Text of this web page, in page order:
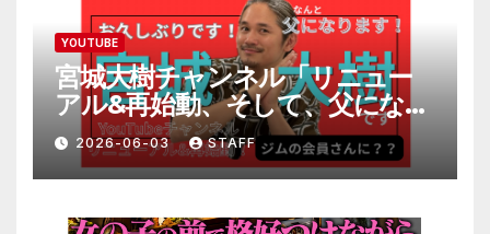
YOUTUBE
宮城大樹チャンネル「リニュー
アル&再始動、そして、父になり
ます。」
2026-06-03 STAFF